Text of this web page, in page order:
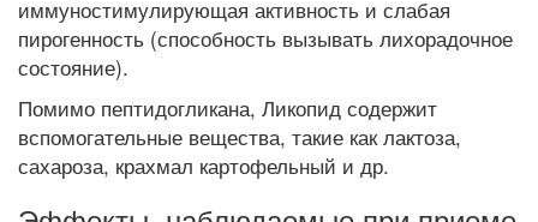
иммуностимулирующая активность и слабая
пирогенность (способность вызывать лихорадочное
состояние).
Помимо пептидогликана, Ликопид содержит
вспомогательные вещества, такие как лактоза,
сахароза, крахмал картофельный и др.